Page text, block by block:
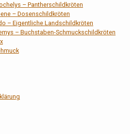
– Pantherschildkröten
– Dosenschildkröten
– Eigentliche Landschildkröten
– Buchstaben-Schmuckschildkröten